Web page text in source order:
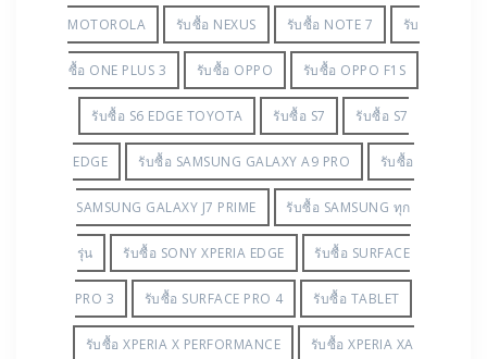
MOTOROLA รับซื้อ NEXUS รับซื้อ NOTE 7 รับ
ซื้อ ONE PLUS 3 รับซื้อ OPPO รับซื้อ OPPO F1S
รับซื้อ S6 EDGE TOYOTA รับซื้อ S7 รับซื้อ S7
EDGE รับซื้อ SAMSUNG GALAXY A9 PRO รับซื้อ
SAMSUNG GALAXY J7 PRIME รับซื้อ SAMSUNG ทุก
รุ่น รับซื้อ SONY XPERIA EDGE รับซื้อ SURFACE
PRO 3 รับซื้อ SURFACE PRO 4 รับซื้อ TABLET
รับซื้อ XPERIA X PERFORMANCE รับซื้อ XPERIA XA